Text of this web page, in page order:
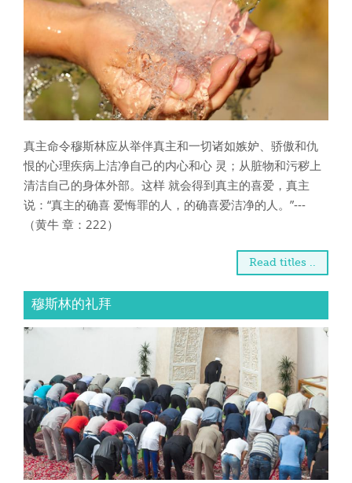
Yorùbá
真主命令穆斯林应从举伴真主和一切诸如嫉妒、骄傲和仇
恨的心理疾病上洁净自己的内心和心 灵；从脏物和污秽上
清洁自己的身体外部。这样 就会得到真主的喜爱，真主
说：“真主的确喜 爱悔罪的人，的确喜爱洁净的人。”---
（黄牛 章：222）
Read titles ..
穆斯林的礼拜